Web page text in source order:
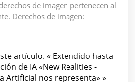
de imagen pertenecen al
Derechos de imagen:
artículo: « Extendido hasta
de IA «New Realities -
Artificial nos representa» »